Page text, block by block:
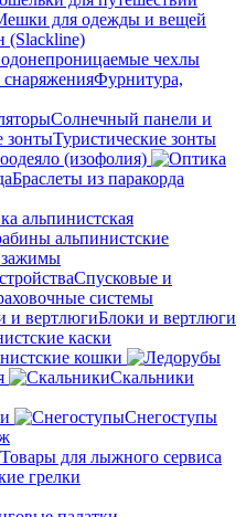
для одежды и вещей
(Slackline)
чехлы
Фурнитура,
Солнечный панели и
Туристические зонты
(изофолия)
Браслеты из паракорда
альпинистская
альпинистские
Спусковые и
Блоки и вертлюги
каски
кошки
Скальники
Снегоступы
Товары для лыжного сервиса
грелки